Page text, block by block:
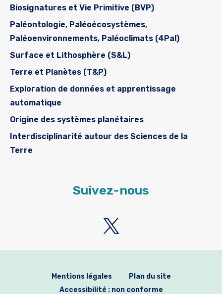
Biosignatures et Vie Primitive (BVP)
Paléontologie, Paléoécosystèmes,
Paléoenvironnements, Paléoclimats (4Pal)
Surface et Lithosphère (S&L)
Terre et Planètes (T&P)
Exploration de données et apprentissage
automatique
Origine des systèmes planétaires
Interdisciplinarité autour des Sciences de la
Terre
Suivez-nous
Mentions légales
Plan du site
Accessibilité : non conforme